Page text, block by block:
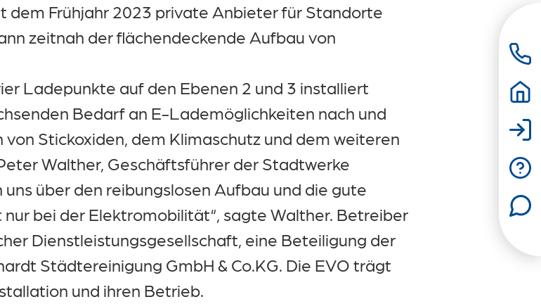
dem Frühjahr 2023 private Anbieter für Standorte
zeitnah der flächendeckende Aufbau von
Ladepunkte auf den Ebenen 2 und 3 installiert
Bedarf an E-Lademöglichkeiten nach und
Stickoxiden, dem Klimaschutz und dem weiteren
Walther, Geschäftsführer der Stadtwerke
uns über den reibungslosen Aufbau und die gute
bei der Elektromobilität“, sagte Walther. Betreiber
Dienstleistungsgesellschaft, eine Beteiligung der
Städtereinigung GmbH & Co.KG. Die EVO trägt
und ihren Betrieb.